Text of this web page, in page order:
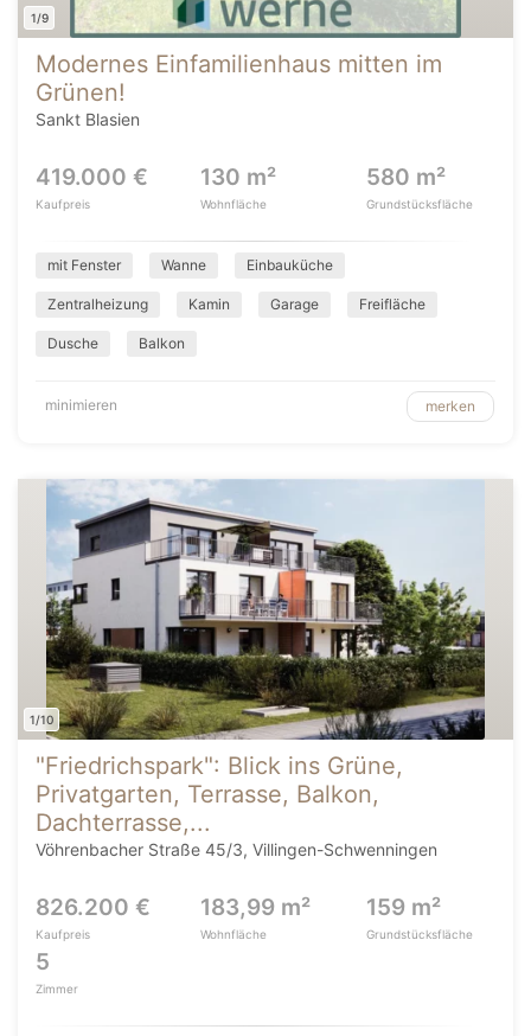
1/9
Modernes Einfamilienhaus mitten im
Grünen!
Sankt Blasien
419.000 €
Kaufpreis
130 m²
Wohnfläche
580 m²
Grundstücksfläche
mit Fenster Wanne Einbauküche
Zentralheizung Kamin Garage Freifläche
Dusche Balkon
minimieren merken
1/10
"Friedrichspark": Blick ins Grüne,
Privatgarten, Terrasse, Balkon,
Dachterrasse,...
Vöhrenbacher Straße 45/3, Villingen-Schwenningen
826.200 €
Kaufpreis
183,99 m²
Wohnfläche
159 m²
Grundstücksfläche
5
Zimmer